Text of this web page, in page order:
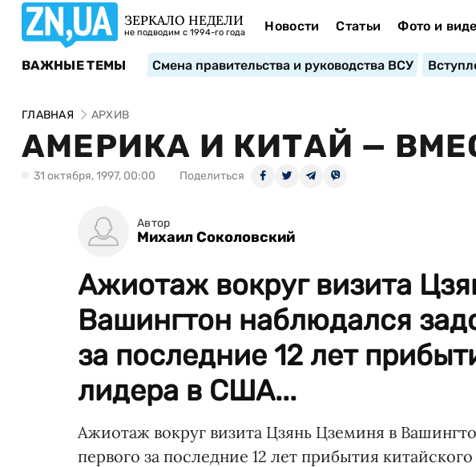
ЗЕРКАЛО НЕДЕЛИ
не подводим с 1994-го года Новости Статьи Фото и
ВАЖНЫЕ ТЕМЫ Смена правительства и руководства ВСУ
ГЛАВНАЯ АРХИВ
АМЕРИКА И КИТАЙ —
31 октября, 1997, 00:00 Поделиться
Автор
Михаил Соколовский
Ажиотаж вокруг визита
Вашингтон наблюдался
за последние 12 лет
лидера в США...
Ажиотаж вокруг визита Цзянь Цземиня в
первого за последние 12 лет прибытия